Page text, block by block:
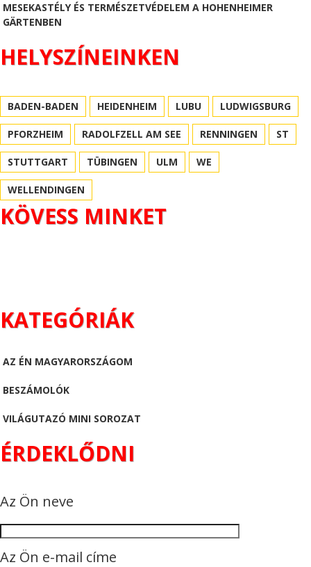
MESEKASTÉLY ÉS TERMÉSZETVÉDELEM A HOHENHEIMER
GÄRTENBEN
HELYSZÍNEINKEN
BADEN-BADEN HEIDENHEIM LUBU LUDWIGSBURG
PFORZHEIM RADOLFZELL AM SEE RENNINGEN ST
STUTTGART TÜBINGEN ULM WE
WELLENDINGEN
KÖVESS MINKET
KATEGÓRIÁK
AZ ÉN MAGYARORSZÁGOM
BESZÁMOLÓK
VILÁGUTAZÓ MINI SOROZAT
ÉRDEKLŐDNI
Az Ön neve
Az Ön e-mail címe